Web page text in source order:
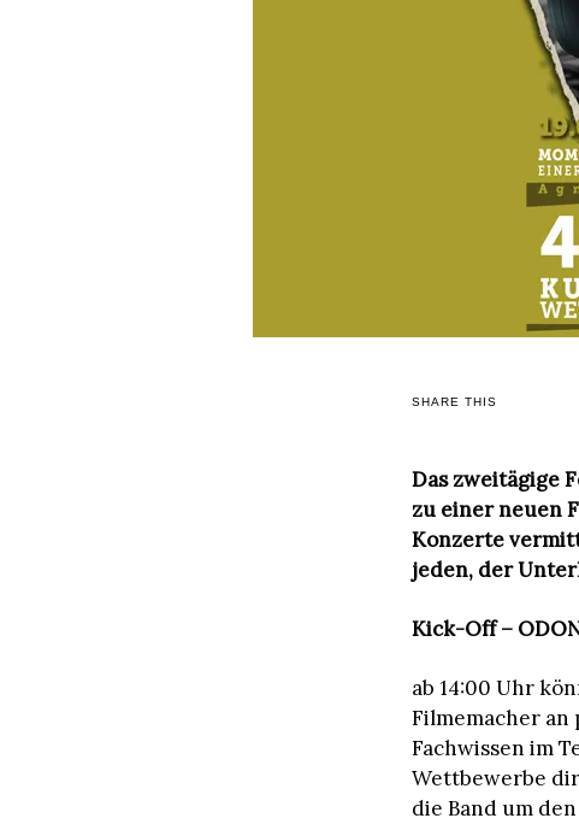
SHARE THIS
Das zweitägige
zu einer neuen
Konzerte
jeden, der
Kick-Off –
ab 14:00 Uhr
Filmemacher
Fachwissen im
Wettbewerbe
die Band um